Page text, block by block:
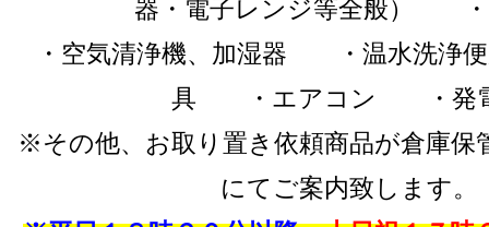
器・電子レンジ等全般） ・
・空気清浄機、加湿器 ・温水洗
具 ・エアコン ・発
※その他、お取り置き依頼商品が倉庫保
にてご案内致します。